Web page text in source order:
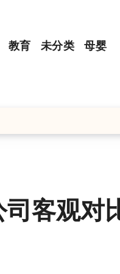
教育 未分类 母婴
客观对